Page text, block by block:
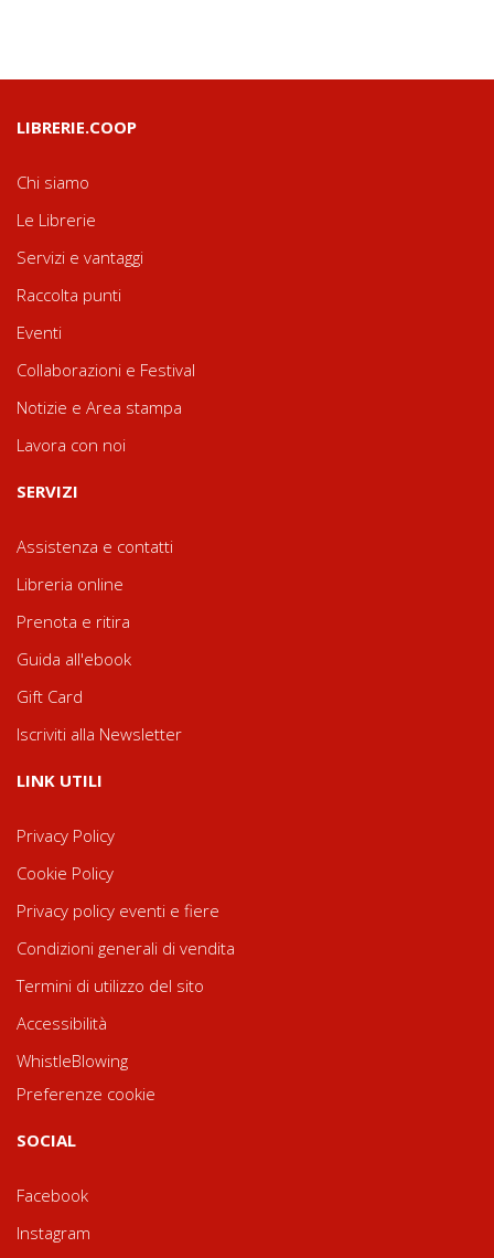
LIBRERIE.COOP
Chi siamo
Le Librerie
Servizi e vantaggi
Raccolta punti
Eventi
Collaborazioni e Festival
Notizie e Area stampa
Lavora con noi
SERVIZI
Assistenza e contatti
Libreria online
Prenota e ritira
Guida all'ebook
Gift Card
Iscriviti alla Newsletter
LINK UTILI
Privacy Policy
Cookie Policy
Privacy policy eventi e fiere
Condizioni generali di vendita
Termini di utilizzo del sito
Accessibilità
WhistleBlowing
Preferenze cookie
SOCIAL
Facebook
Instagram